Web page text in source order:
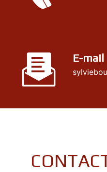
E-mail